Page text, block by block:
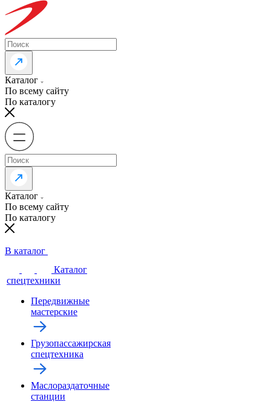
Каталог
По всему сайту
По каталогу
Каталог
По всему сайту
По каталогу
В каталог
Каталог
спецтехники
Передвижные
мастерские
Грузопассажирская
спецтехника
Маслораздаточные
станции